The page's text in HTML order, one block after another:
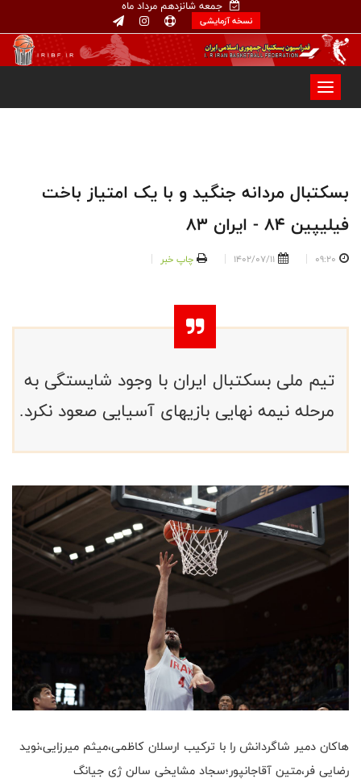
جمعه شانزدهم مرداد ماه
نسخه آزمایشی
بسکتبال مردانه جنگید و با یک امتیاز باخت
فیلیپین 84 - ایران 8۳
09:20
1402/07/11 چاپ خبر
تیم ملی بسکتبال ایران با وجود شایستگی به
مرحله نیمه نهایی بازیهای آسیایی صعود نکرد.
هاکان دمیر شاگردانش را با ترکیب ارسلان کاظمی،میثم میرزایی،نوید
رضایی فر،متین آقاجانپور؛سجاد مشایخی سالن ژی جیانگ